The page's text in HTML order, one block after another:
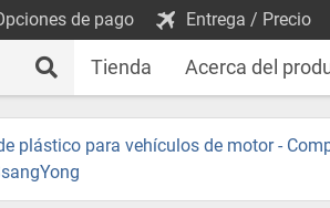
de pago Entrega / Precio
Tienda Acerca del
plástico para vehículos de motor -